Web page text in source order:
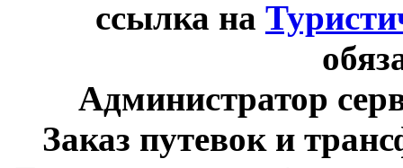
ссылка на
Администратор
Заказ путевок и